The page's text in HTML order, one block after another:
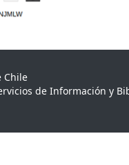
Chile
de Información y